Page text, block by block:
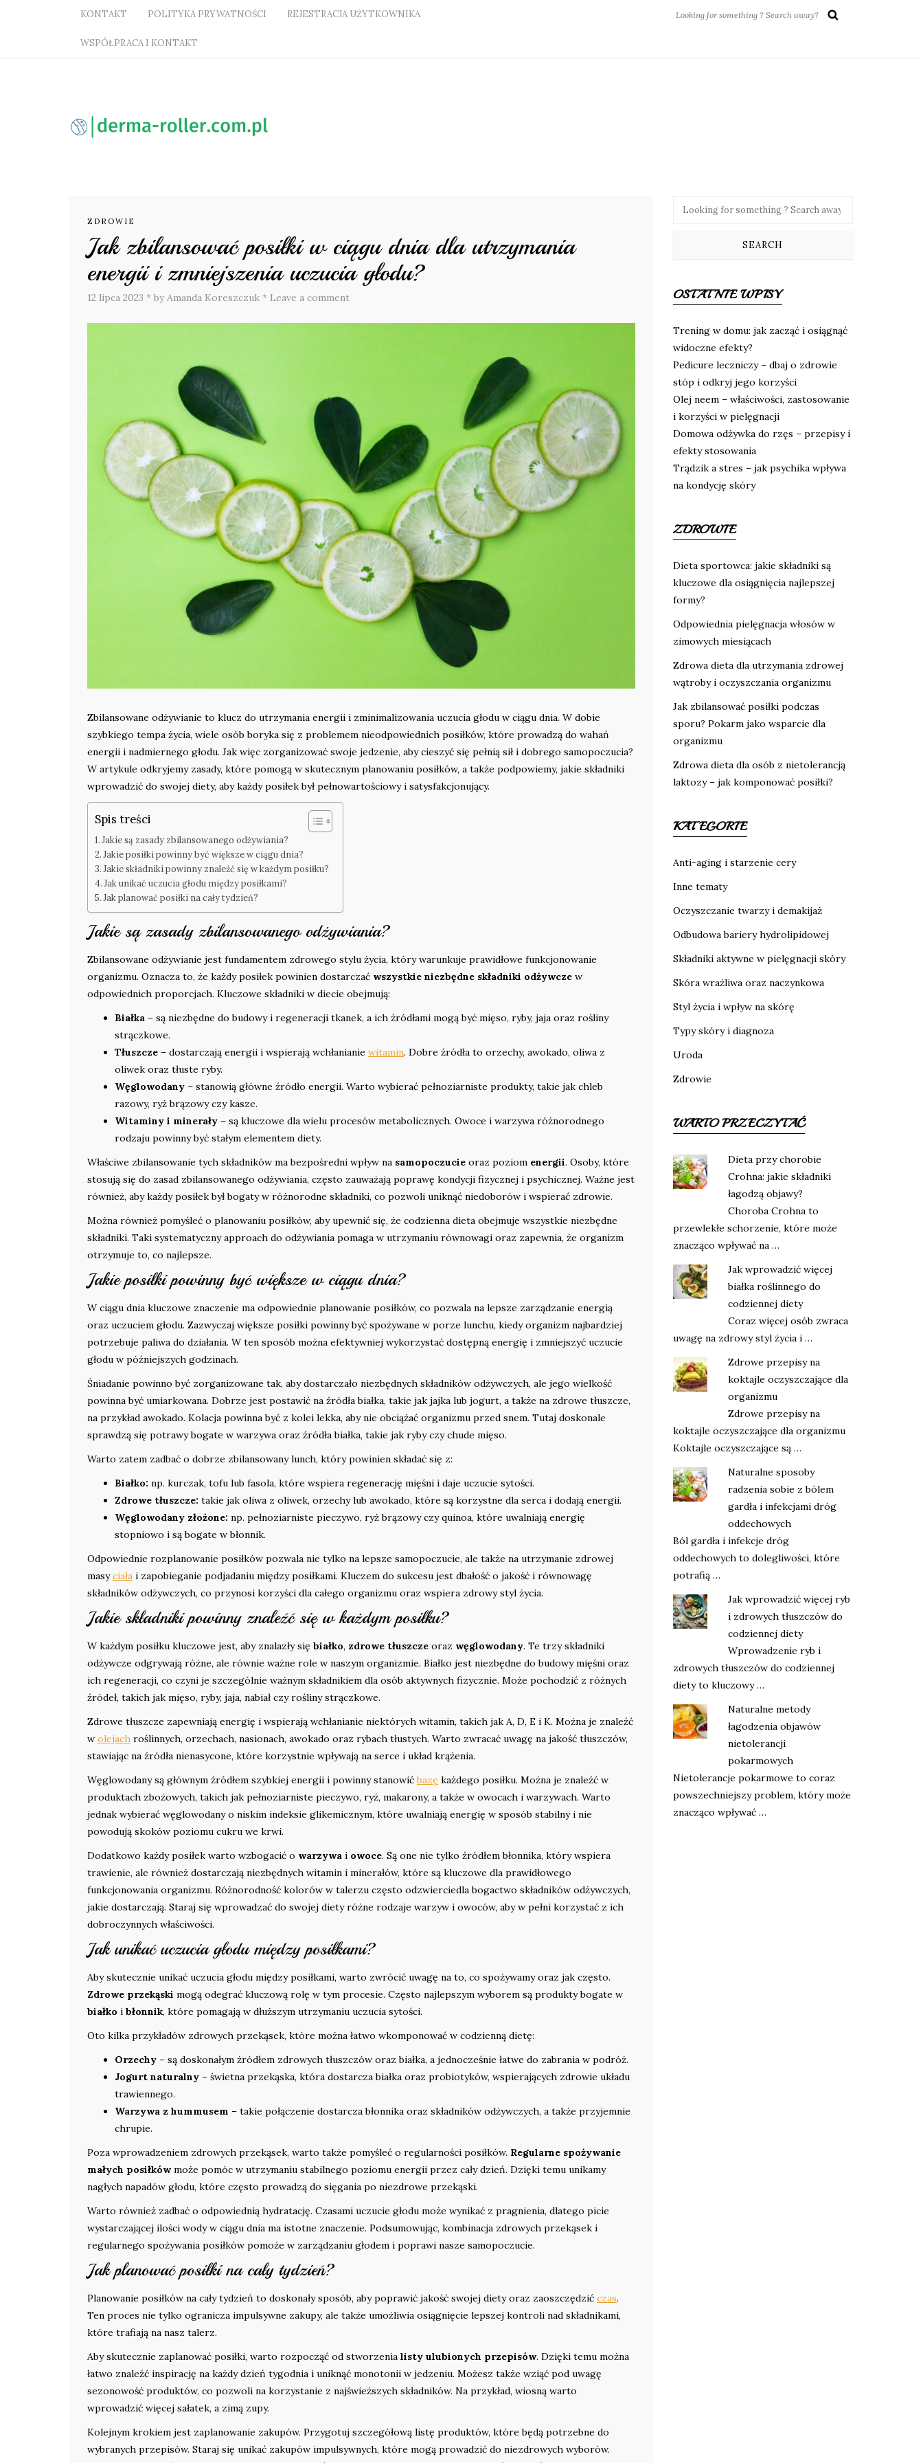
KONTAKT POLITYKA PRYWATNOŚCI REJESTRACJA UŻYTKOWNIKA
WSPÓŁPRACA I KONTAKT
ZDROWIE
Jak zbilansować posiłki w ciągu dnia dla utrzymania
energii i zmniejszenia uczucia głodu?
12 lipca 2023 * by Amanda Koreszczuk * Leave a comment
Zbilansowane odżywianie to klucz do utrzymania energii i zminimalizowania uczucia głodu w ciągu dnia. W dobie
szybkiego tempa życia, wiele osób boryka się z problemem nieodpowiednich posiłków, które prowadzą do wahań
energii i nadmiernego głodu. Jak więc zorganizować swoje jedzenie, aby cieszyć się pełnią sił i dobrego samopoczucia?
W artykule odkryjemy zasady, które pomogą w skutecznym planowaniu posiłków, a także podpowiemy, jakie składniki
wprowadzić do swojej diety, aby każdy posiłek był pełnowartościowy i satysfakcjonujący.
Spis treści
Jakie są zasady zbilansowanego odżywiania?
Jakie posiłki powinny być większe w ciągu dnia?
Jakie składniki powinny znaleźć się w każdym posiłku?
Jak unikać uczucia głodu między posiłkami?
Jak planować posiłki na cały tydzień?
Jakie są zasady zbilansowanego odżywiania?
Zbilansowane odżywianie jest fundamentem zdrowego stylu życia, który warunkuje prawidłowe funkcjonowanie
organizmu. Oznacza to, że każdy posiłek powinien dostarczać wszystkie niezbędne składniki odżywcze w
odpowiednich proporcjach. Kluczowe składniki w diecie obejmują:
Białka – są niezbędne do budowy i regeneracji tkanek, a ich źródłami mogą być mięso, ryby, jaja oraz rośliny
strączkowe.
Tłuszcze – dostarczają energii i wspierają wchłanianie witamin. Dobre źródła to orzechy, awokado, oliwa z
oliwek oraz tłuste ryby.
Węglowodany – stanowią główne źródło energii. Warto wybierać pełnoziarniste produkty, takie jak chleb
razowy, ryż brązowy czy kasze.
Witaminy i minerały – są kluczowe dla wielu procesów metabolicznych. Owoce i warzywa różnorodnego
rodzaju powinny być stałym elementem diety.
Właściwe zbilansowanie tych składników ma bezpośredni wpływ na samopoczucie oraz poziom energii. Osoby, które
stosują się do zasad zbilansowanego odżywiania, często zauważają poprawę kondycji fizycznej i psychicznej. Ważne jest
również, aby każdy posiłek był bogaty w różnorodne składniki, co pozwoli uniknąć niedoborów i wspierać zdrowie.
Można również pomyśleć o planowaniu posiłków, aby upewnić się, że codzienna dieta obejmuje wszystkie niezbędne
składniki. Taki systematyczny approach do odżywiania pomaga w utrzymaniu równowagi oraz zapewnia, że organizm
otrzymuje to, co najlepsze.
Jakie posiłki powinny być większe w ciągu dnia?
W ciągu dnia kluczowe znaczenie ma odpowiednie planowanie posiłków, co pozwala na lepsze zarządzanie energią
oraz uczuciem głodu. Zazwyczaj większe posiłki powinny być spożywane w porze lunchu, kiedy organizm najbardziej
potrzebuje paliwa do działania. W ten sposób można efektywniej wykorzystać dostępną energię i zmniejszyć uczucie
głodu w późniejszych godzinach.
Śniadanie powinno być zorganizowane tak, aby dostarczało niezbędnych składników odżywczych, ale jego wielkość
powinna być umiarkowana. Dobrze jest postawić na źródła białka, takie jak jajka lub jogurt, a także na zdrowe tłuszcze,
na przykład awokado. Kolacja powinna być z kolei lekka, aby nie obciążać organizmu przed snem. Tutaj doskonale
sprawdzą się potrawy bogate w warzywa oraz źródła białka, takie jak ryby czy chude mięso.
Warto zatem zadbać o dobrze zbilansowany lunch, który powinien składać się z:
Białko: np. kurczak, tofu lub fasola, które wspiera regenerację mięśni i daje uczucie sytości.
Zdrowe tłuszcze: takie jak oliwa z oliwek, orzechy lub awokado, które są korzystne dla serca i dodają energii.
Węglowodany złożone: np. pełnoziarniste pieczywo, ryż brązowy czy quinoa, które uwalniają energię
stopniowo i są bogate w błonnik.
Odpowiednie rozplanowanie posiłków pozwala nie tylko na lepsze samopoczucie, ale także na utrzymanie zdrowej
masyciała i zapobieganie podjadaniu między posiłkami. Kluczem do sukcesu jest dbałość o jakość i równowagę
składników odżywczych, co przynosi korzyści dla całego organizmu oraz wspiera zdrowy styl życia.
Jakie składniki powinny znaleźć się w każdym posiłku?
W każdym posiłku kluczowe jest, aby znalazły się białko, zdrowe tłuszcze oraz węglowodany. Te trzy składniki
odżywcze odgrywają różne, ale równie ważne role w naszym organizmie. Białko jest niezbędne do budowy mięśni oraz
ich regeneracji, co czyni je szczególnie ważnym składnikiem dla osób aktywnych fizycznie. Może pochodzić z różnych
źródeł, takich jak mięso, ryby, jaja, nabiał czy rośliny strączkowe.
Zdrowe tłuszcze zapewniają energię i wspierają wchłanianie niektórych witamin, takich jak A, D, E i K. Można je znaleźć
w olejach roślinnych, orzechach, nasionach, awokado oraz rybach tłustych. Warto zwracać uwagę na jakość tłuszczów,
stawiając na źródła nienasycone, które korzystnie wpływają na serce i układ krążenia.
Węglowodany są głównym źródłem szybkiej energii i powinny stanowićbazę każdego posiłku. Można je znaleźć w
produktach zbożowych, takich jak pełnoziarniste pieczywo, ryż, makarony, a także w owocach i warzywach. Warto
jednak wybierać węglowodany o niskim indeksie glikemicznym, które uwalniają energię w sposób stabilny i nie
powodują skoków poziomu cukru we krwi.
Dodatkowo każdy posiłek warto wzbogacić o warzywa i owoce. Są one nie tylko źródłem błonnika, który wspiera
trawienie, ale również dostarczają niezbędnych witamin i minerałów, które są kluczowe dla prawidłowego
funkcjonowania organizmu. Różnorodność kolorów w talerzu często odzwierciedla bogactwo składników odżywczych,
jakie dostarczają. Staraj się wprowadzać do swojej diety różne rodzaje warzyw i owoców, aby w pełni korzystać z ich
dobroczynnych właściwości.
Jak unikać uczucia głodu między posiłkami?
Aby skutecznie unikać uczucia głodu między posiłkami, warto zwrócić uwagę na to, co spożywamy oraz jak często.
Zdrowe przekąski mogą odegrać kluczową rolę w tym procesie. Często najlepszym wyborem są produkty bogate w
białko i błonnik, które pomagają w dłuższym utrzymaniu uczucia sytości.
Oto kilka przykładów zdrowych przekąsek, które można łatwo wkomponować w codzienną dietę:
Orzechy – są doskonałym źródłem zdrowych tłuszczów oraz białka, a jednocześnie łatwe do zabrania w podróż.
Jogurt naturalny – świetna przekąska, która dostarcza białka oraz probiotyków, wspierających zdrowie układu
trawiennego.
Warzywa z hummusem – takie połączenie dostarcza błonnika oraz składników odżywczych, a także przyjemnie
chrupie.
Poza wprowadzeniem zdrowych przekąsek, warto także pomyśleć o regularności posiłków. Regularne spożywanie
małych posiłkówmoże pomóc w utrzymaniu stabilnego poziomu energii przez cały dzień. Dzięki temu unikamy
nagłych napadów głodu, które często prowadzą do sięgania po niezdrowe przekąski.
Warto również zadbać o odpowiednią hydratację. Czasami uczucie głodu może wynikać z pragnienia, dlatego picie
wystarczającej ilości wody w ciągu dnia ma istotne znaczenie. Podsumowując, kombinacja zdrowych przekąsek i
regularnego spożywania posiłków pomoże w zarządzaniu głodem i poprawi nasze samopoczucie.
Jak planować posiłki na cały tydzień?
Planowanie posiłków na cały tydzień to doskonały sposób, aby poprawić jakość swojej diety oraz zaoszczędzić czas.
Ten proces nie tylko ogranicza impulsywne zakupy, ale także umożliwia osiągnięcie lepszej kontroli nad składnikami,
które trafiają na nasz talerz.
Aby skutecznie zaplanować posiłki, warto rozpocząć od stworzenia listy ulubionych przepisów. Dzięki temu można
łatwo znaleźć inspirację na każdy dzień tygodnia i uniknąć monotonii w jedzeniu. Możesz także wziąć pod uwagę
sezonowość produktów, co pozwoli na korzystanie z najświeższych składników. Na przykład, wiosną warto
wprowadzić więcej sałatek, a zimą zupy.
Kolejnym krokiem jest zaplanowanie zakupów. Przygotuj szczegółową listę produktów, które będą potrzebne do
wybranych przepisów. Staraj się unikać zakupów impulsywnych, które mogą prowadzić do niezdrowych wyborów.
OSTATNIE WPISY
Trening w domu: jak zacząć i osiągnąć
widoczne efekty?
Pedicure leczniczy – dbaj o zdrowie
stóp i odkryj jego korzyści
Olej neem – właściwości, zastosowanie
i korzyści w pielęgnacji
Domowa odżywka do rzęs – przepisy i
efekty stosowania
Trądzik a stres – jak psychika wpływa
na kondycję skóry
ZDROWIE
Dieta sportowca: jakie składniki są
kluczowe dla osiągnięcia najlepszej
formy?
Odpowiednia pielęgnacja włosów w
zimowych miesiącach
Zdrowa dieta dla utrzymania zdrowej
wątroby i oczyszczania organizmu
Jak zbilansować posiłki podczas
sporu? Pokarm jako wsparcie dla
organizmu
Zdrowa dieta dla osób z nietolerancją
laktozy – jak komponować posiłki?
KATEGORIE
Anti-aging i starzenie cery
Inne tematy
Oczyszczanie twarzy i demakijaż
Odbudowa bariery hydrolipidowej
Składniki aktywne w pielęgnacji skóry
Skóra wrażliwa oraz naczynkowa
Styl życia i wpływ na skórę
Typy skóry i diagnoza
Uroda
Zdrowie
WARTO PRZECZYTAĆ
Dieta przy chorobie
Crohna: jakie składniki
łagodzą objawy?
Choroba Crohna to
przewlekłe schorzenie, które może
znacząco wpływać na …
Jak wprowadzić więcej
białka roślinnego do
codziennej diety
Coraz więcej osób zwraca
uwagę na zdrowy styl życia i …
Zdrowe przepisy na
koktajle oczyszczające dla
organizmu
Zdrowe przepisy na
koktajle oczyszczające dla organizmu
Koktajle oczyszczające są …
Naturalne sposoby
radzenia sobie z bólem
gardła i infekcjami dróg
oddechowych
Ból gardła i infekcje dróg
oddechowych to dolegliwości, które
potrafią …
Jak wprowadzić więcej ryb
i zdrowych tłuszczów do
codziennej diety
Wprowadzenie ryb i
zdrowych tłuszczów do codziennej
diety to kluczowy …
Naturalne metody
łagodzenia objawów
nietolerancji
pokarmowych
Nietolerancje pokarmowe to coraz
powszechniejszy problem, który może
znacząco wpływać …